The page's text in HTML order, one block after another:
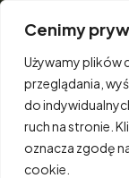
Cenimy
Używamy plików
przeglądania,
do
ruch na stronie.
oznacza zgodę
cookie.